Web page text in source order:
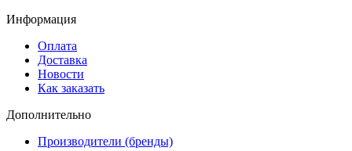
Информация
Оплата
Доставка
Новости
Как заказать
Дополнительно
Производители (бренды)